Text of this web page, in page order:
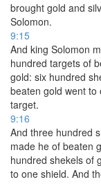
brought gold and
Solomon.
9:15
And king Solomon
hundred targets of
gold: six hundred
beaten gold went to
target.
9:16
And three hundred
made he of beaten
hundred shekels of
to one shield. And